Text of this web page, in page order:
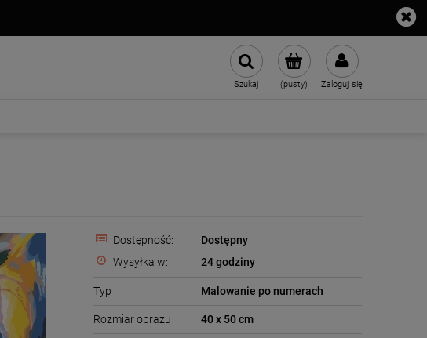
(pusty) Zaloguj się
Szukaj
Dostępność:
Dostępny
Wysyłka w:
24 godziny
Typ Malowanie po numerach
Rozmiar obrazu 40 x 50 cm